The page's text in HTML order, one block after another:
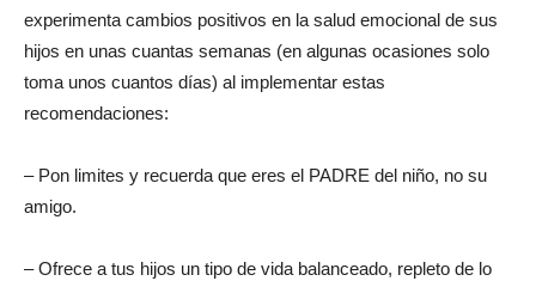
experimenta cambios positivos en la salud emocional de sus
hijos en unas cuantas semanas (en algunas ocasiones solo
toma unos cuantos días) al implementar estas
recomendaciones:
– Pon limites y recuerda que eres el PADRE del niño, no su
amigo.
– Ofrece a tus hijos un tipo de vida balanceado, repleto de lo